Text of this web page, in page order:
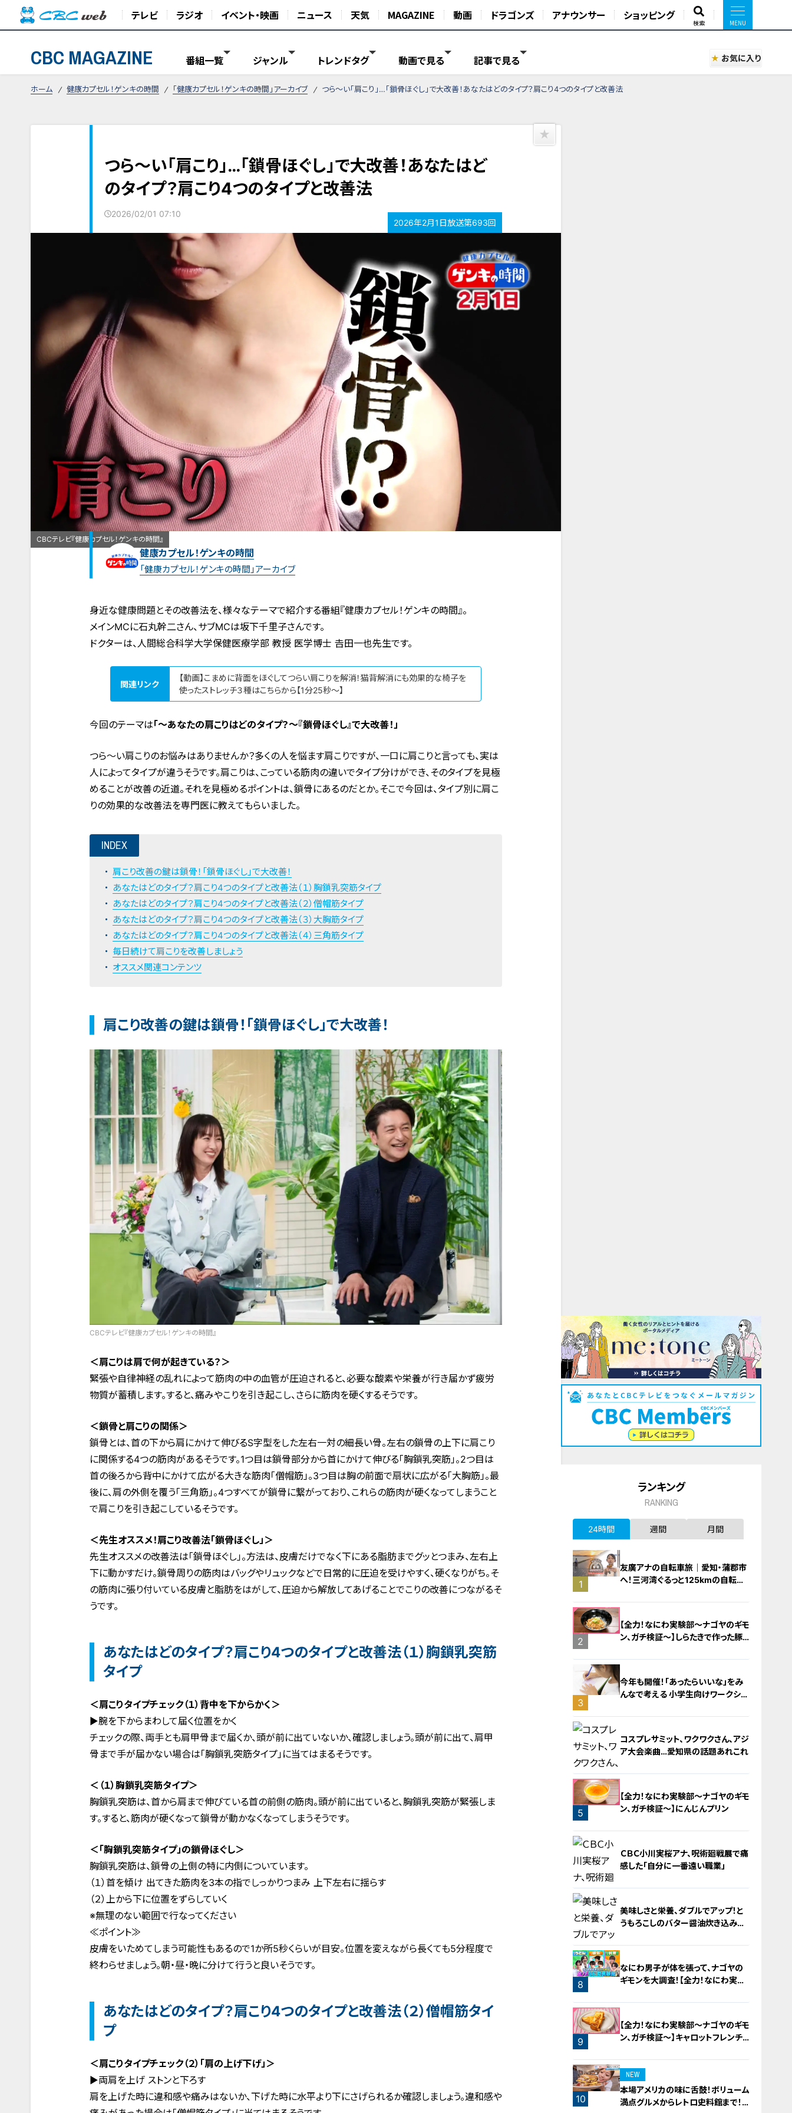
テレビ ラジオ イベント・映画 ニュース 天気 MAGAZINE 動画 ドラゴンズ アナウンサー ショッピング
検索
CBC MAGAZINE 番組一覧 ジャンル トレンドタグ 動画で見る 記事で見る お気に入り
ホーム 健康カプセル！ゲンキの時間 「健康カプセル！ゲンキの時間」アーカイブ つら〜い「肩こり」…「鎖骨ほぐし」で大改善！あなたはどのタイプ？肩こり4つのタイプと改善法
つら〜い「肩こり」…「鎖骨ほぐし」で大改善！あなたはど
のタイプ？肩こり4つのタイプと改善法
2026/02/01 07:10
2026年2月1日放送第693回
CBCテレビ『健康カプセル！ゲンキの時間』
健康カプセル！ゲンキの時間
「健康カプセル！ゲンキの時間」アーカイブ
身近な健康問題とその改善法を、様々なテーマで紹介する番組『健康カプセル！ゲンキの時間』。
メインMCに石丸幹二さん、サブMCは坂下千里子さんです。
ドクターは、人間総合科学大学保健医療学部 教授 医学博士 𠮷田一也先生です。
関連リンク
【動画】こまめに背面をほぐしてつらい肩こりを解消！猫背解消にも効果的な椅子を
使ったストレッチ３種はこちらから【1分25秒～】
今回のテーマは「〜あなたの肩こりはどのタイプ？〜『鎖骨ほぐし』で大改善！」
つら〜い肩こりのお悩みはありませんか？多くの人を悩ます肩こりですが、一口に肩こりと言っても、実は
人によってタイプが違うそうです。肩こりは、こっている筋肉の違いでタイプ分けができ、そのタイプを見極
めることが改善の近道。それを見極めるポイントは、鎖骨にあるのだとか。そこで今回は、タイプ別に肩こ
りの効果的な改善法を専門医に教えてもらいました。
INDEX
肩こり改善の鍵は鎖骨！「鎖骨ほぐし」で大改善！
あなたはどのタイプ？肩こり4つのタイプと改善法（１）胸鎖乳突筋タイプ
あなたはどのタイプ？肩こり4つのタイプと改善法（２）僧帽筋タイプ
あなたはどのタイプ？肩こり4つのタイプと改善法（３）大胸筋タイプ
あなたはどのタイプ？肩こり4つのタイプと改善法（４）三角筋タイプ
毎日続けて肩こりを改善しましょう
オススメ関連コンテンツ
肩こり改善の鍵は鎖骨！「鎖骨ほぐし」で大改善！
CBCテレビ『健康カプセル！ゲンキの時間』
＜肩こりは肩で何が起きている？＞
緊張や自律神経の乱れによって筋肉の中の血管が圧迫されると、必要な酸素や栄養が行き届かず疲労
物質が蓄積します。すると、痛みやこりを引き起こし、さらに筋肉を硬くするそうです。
＜鎖骨と肩こりの関係＞
鎖骨とは、首の下から肩にかけて伸びるS字型をした左右一対の細長い骨。左右の鎖骨の上下に肩こり
に関係する4つの筋肉があるそうです。1つ目は鎖骨部分から首にかけて伸びる「胸鎖乳突筋」。2つ目は
首の後ろから背中にかけて広がる大きな筋肉「僧帽筋」。3つ目は胸の前面で扇状に広がる「大胸筋」。最
後に、肩の外側を覆う「三角筋」。4つすべてが鎖骨に繋がっており、これらの筋肉が硬くなってしまうこと
で肩こりを引き起こしているそうです。
＜先生オススメ！肩こり改善法「鎖骨ほぐし」＞
先生オススメの改善法は「鎖骨ほぐし」。方法は、皮膚だけでなく下にある脂肪までグッとつまみ、左右上
下に動かすだけ。鎖骨周りの筋肉はバッグやリュックなどで日常的に圧迫を受けやすく、硬くなりがち。そ
の筋肉に張り付いている皮膚と脂肪をはがして、圧迫から解放してあげることでこりの改善につながるそ
うです。
あなたはどのタイプ？肩こり4つのタイプと改善法（１）胸鎖乳突筋
タイプ
＜肩こりタイプチェック（１）背中を下からかく＞
▶︎腕を下からまわして届く位置をかく
チェックの際、両手とも肩甲骨まで届くか、頭が前に出ていないか、確認しましょう。頭が前に出て、肩甲
骨まで手が届かない場合は「胸鎖乳突筋タイプ」に当てはまるそうです。
＜（１）胸鎖乳突筋タイプ＞
胸鎖乳突筋は、首から肩まで伸びている首の前側の筋肉。頭が前に出ていると、胸鎖乳突筋が緊張しま
す。すると、筋肉が硬くなって鎖骨が動かなくなってしまうそうです。
＜「胸鎖乳突筋タイプ」の鎖骨ほぐし＞
胸鎖乳突筋は、鎖骨の上側の特に内側についています。
（１）首を傾け 出てきた筋肉を3本の指でしっかりつまみ 上下左右に揺らす
（２）上から下に位置をずらしていく
※無理のない範囲で行なってください
≪ポイント≫
皮膚をいためてしまう可能性もあるので1か所5秒くらいが目安。位置を変えながら長くても5分程度で
終わらせましょう。朝・昼・晩に分けて行うと良いそうです。
あなたはどのタイプ？肩こり4つのタイプと改善法（２）僧帽筋タイ
プ
＜肩こりタイプチェック（２）「肩の上げ下げ」＞
▶︎両肩を上げ ストンと下ろす
肩を上げた時に違和感や痛みはないか、下げた時に水平より下にさげられるか確認しましょう。違和感や
ランキング
RANKING
24時間 週間 月間
1
友廣アナの自転車旅｜愛知・蒲郡市
へ！三河湾ぐるっと125kmの自転車
2
【全力！なにわ実験部～ナゴヤのギモ
ン、ガチ検証～】しらたきで作った豚
3
今年も開催！「あったらいいな」をみ
んなで考える 小学生向けワークショ
4
コスプレサミット、ワクワクさん、アジ
ア大会楽曲…愛知県の話題あれこれ
5
【全力！なにわ実験部～ナゴヤのギモ
ン、ガチ検証～】にんじんプリン
6
ＣＢＣ小川実桜アナ、呪術廻戦展で痛
感した「自分に一番遠い職業」
7
美味しさと栄養、ダブルでアップ！と
うもろこしのバター醤油炊き込みご
8
なにわ男子が体を張って、ナゴヤの
ギモンを大調査！【全力！なにわ実験
9
【全力！なにわ実験部～ナゴヤのギモ
ン、ガチ検証～】キャロットフレンチ
10
NEW
本場アメリカの味に舌鼓！ボリューム
満点グルメからレトロ史料館まで！